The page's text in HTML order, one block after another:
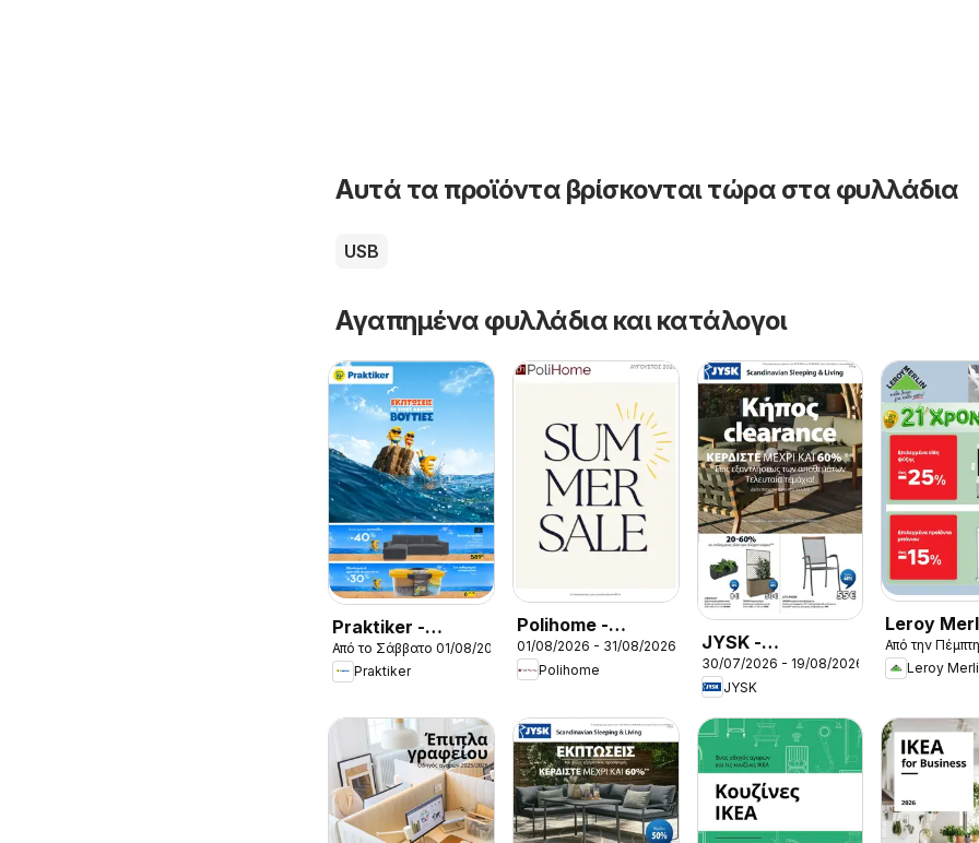
Αυτά τα προϊόντα βρίσκονται τώρα στα φυλλάδια
USB
Αγαπημένα φυλλάδια και κατάλογοι
Praktiker -
Προσφορές
Από το Σάββατο 01/08/2026
Praktiker
Polihome -
Προσφορές
01/08/2026 - 31/08/2026
Polihome
JYSK -
Προσφορές
Κήπος clearence
30/07/2026 - 19/08/2026
JYSK
Leroy
Από την
Leroy